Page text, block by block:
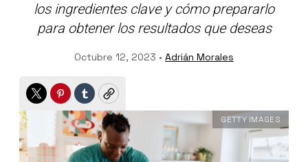
los ingredientes clave y cómo prepararlo
para obtener los resultados que deseas
Octubre 12, 2023 • Adrián Morales
TwitterPinterest
TumblrCopy
GETTY IMAGES